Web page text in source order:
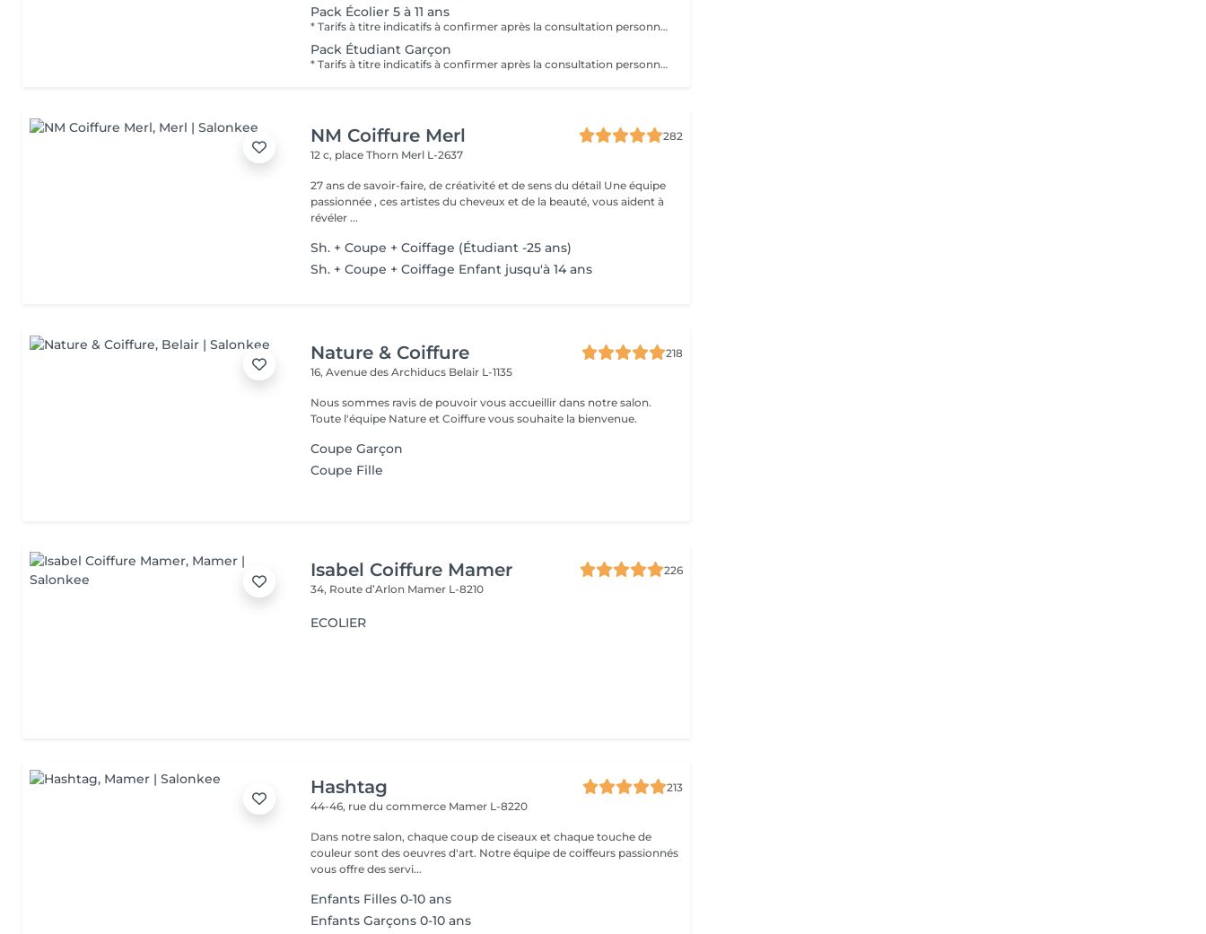
Pack Écolier 5 à 11 ans
* Tarifs à titre indicatifs à confirmer après la consultation personnalisée établit auprès de votre coiffeur/stylist/spécialiste * La direction se réserve le droit dapporter des modifications pour le bon fonctionnement du salon
Pack Étudiant Garçon
* Tarifs à titre indicatifs à confirmer après la consultation personnalisée établit auprès de votre coiffeur/stylist/spécialiste * La direction se réserve le droit dapporter des modifications pour le bon fonctionnement du salon
NM Coiffure Merl
282
12 c, place Thorn Merl L-2637
27 ans de savoir-faire, de créativité et de sens du détail Une équipe
passionnée , ces artistes du cheveux et de la beauté, vous aident à
révéler ...
Sh. + Coupe + Coiffage (Étudiant -25 ans)
Sh. + Coupe + Coiffage Enfant jusqu'à 14 ans
Nature & Coiffure
218
16, Avenue des Archiducs Belair L-1135
Nous sommes ravis de pouvoir vous accueillir dans notre salon.
Toute l'équipe Nature et Coiffure vous souhaite la bienvenue.
Coupe Garçon
Coupe Fille
Isabel Coiffure Mamer
226
34, Route d’Arlon Mamer L-8210
ECOLIER
Hashtag
213
44-46, rue du commerce Mamer L-8220
Dans notre salon, chaque coup de ciseaux et chaque touche de
couleur sont des oeuvres d'art. Notre équipe de coiffeurs passionnés
vous offre des servi...
Enfants Filles 0-10 ans
Enfants Garçons 0-10 ans